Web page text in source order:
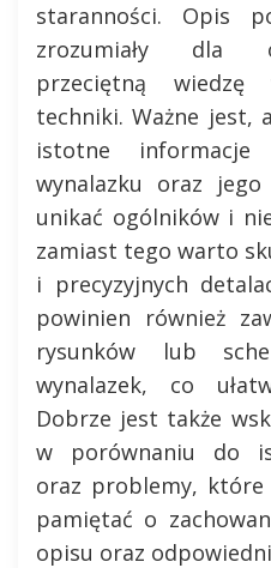
staranności. Opis
zrozumiały dla
przeciętną
techniki. Ważne jest,
istotne informacje
wynalazku oraz jego
unikać ogólników i
zamiast tego warto
i precyzyjnych
powinien również
rysunków lub
wynalazek, co
Dobrze jest także
w porównaniu do
oraz problemy, które
pamiętać o
opisu oraz